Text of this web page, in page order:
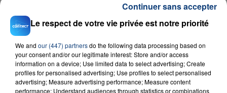
Tous les jours à 6h40, 7h40 et 8h40, retrouvez le
#Grand Horoscope sur Contact FM
Le respect de votre vie privée est notre priorité
We and our (447) partnersdo the following data processing based on
your consent and/or our legitimate interest: Store and/or access
information on a device; Use limited data to select advertising; Create
profiles for personalised advertising; Use profiles to select personalised
advertising; Measure advertising performance; Measure content
performance; Understand audiences through statistics or combinations
Continuer sans accepter